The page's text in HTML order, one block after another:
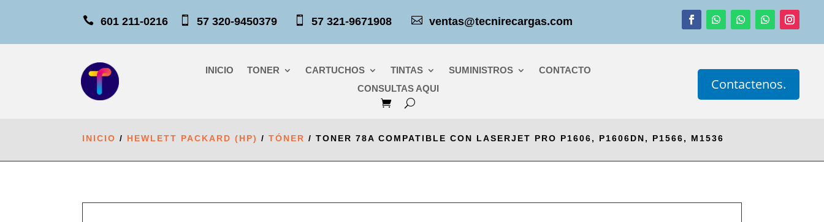
 601 211-0216  57 320-9450379  57 321-9671908  ventas@tecnirecargas.com
INICIO TONER CARTUCHOS TINTAS SUMINISTROS
CONTACTO
CONSULTAS AQUI
Contactenos.
INICIO / HEWLETT PACKARD (HP) /TÓNER / TONER 78A COMPATIBLE CON LASERJET PRO P1606, P1606DN, P1566, M1536